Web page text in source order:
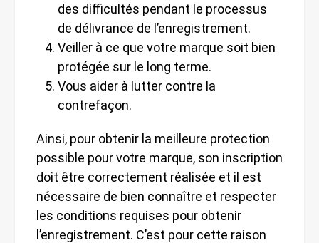
des difficultés pendant le processus
de délivrance de l’enregistrement.
Veiller à ce que votre marque soit bien
protégée sur le long terme.
Vous aider à lutter contre la
contrefaçon.
Ainsi, pour obtenir la meilleure protection
possible pour votre marque, son inscription
doit être correctement réalisée et il est
nécessaire de bien connaître et respecter
les conditions requises pour obtenir
l’enregistrement. C’est pour cette raison